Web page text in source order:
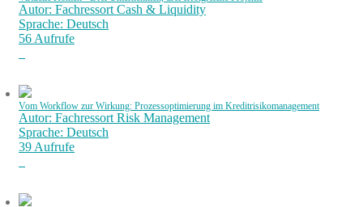
Autor: Fachressort Cash & Liquidity
Sprache: Deutsch
56 Aufrufe
Vom Workflow zur Wirkung: Prozessoptimierung im Kreditrisikomanagement
Autor: Fachressort Risk Management
Sprache: Deutsch
39 Aufrufe